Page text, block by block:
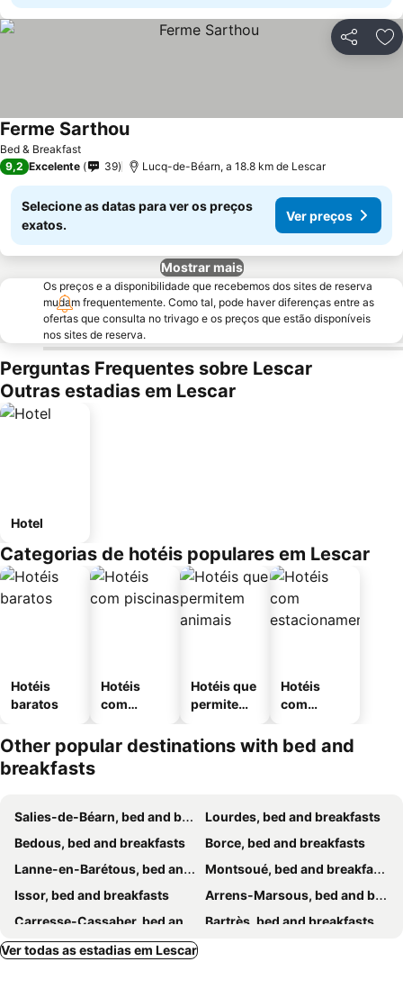
Partilhar
Bed & Breakfast
Ferme Sarthou
9,2 Excelente 39 Lucq-de-Béarn, a 18.8 km de Lescar
Selecione as datas para ver os preços
exatos.
Ver preços
Mostrar mais
Os preços e a disponibilidade que recebemos dos sites de reserva
mudam frequentemente. Como tal, pode haver diferenças entre as
ofertas que consulta no trivago e os preços que estão disponíveis
nos sites de reserva.
Perguntas Frequentes sobre Lescar
Outras estadias em Lescar
Hotel
Categorias de hotéis populares em Lescar
Hotéis
baratos
Hotéis
com
Hotéis que
permitem
Hotéis
com
mento
Other popular destinations with bed and
breakfasts
Salies-de-Béarn, bed and breakfasts
Lourdes, bed and breakfasts
Bedous, bed and breakfasts
Borce, bed and breakfasts
Lanne-en-Barétous, bed and breakfasts
Montsoué, bed and breakfasts
Issor, bed and breakfasts
Arrens-Marsous, bed and breakfasts
Carresse-Cassaber, bed and breakfasts
Bartrès, bed and breakfasts
Osse-en-Aspe, bed and breakfasts
Ver todas as estadias em Lescar